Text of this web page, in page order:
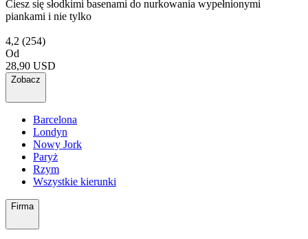
Ciesz się słodkimi basenami do nurkowania wypełnionymi
piankami i nie tylko
4,2 (254)
Od
28,90 USD
Zobacz
Barcelona
Londyn
Nowy Jork
Paryż
Rzym
Wszystkie kierunki
Firma